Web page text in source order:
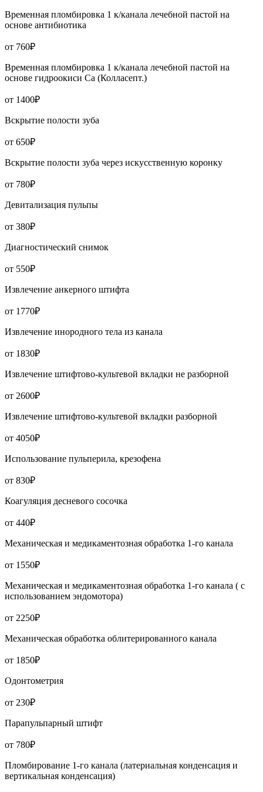
Временная пломбировка 1 к/канала лечебной пастой на
основе антибиотика
от 760₽
Временная пломбировка 1 к/канала лечебной пастой на
основе гидроокиси Са (Колласепт.)
от 1400₽
Вскрытие полости зуба
от 650₽
Вскрытие полости зуба через искусственную коронку
от 780₽
Девитализация пульпы
от 380₽
Диагностический снимок
от 550₽
Извлечение анкерного штифта
от 1770₽
Извлечение инородного тела из канала
от 1830₽
Извлечение штифтово-культевой вкладки не разборной
от 2600₽
Извлечение штифтово-культевой вкладки разборной
от 4050₽
Использование пульперила, крезофена
от 830₽
Коагуляция десневого сосочка
от 440₽
Механическая и медикаментозная обработка 1-го канала
от 1550₽
Механическая и медикаментозная обработка 1-го канала ( с
использованием эндомотора)
от 2250₽
Механическая обработка облитерированного канала
от 1850₽
Одонтометрия
от 230₽
Парапульпарный штифт
от 780₽
Пломбирование 1-го канала (латериальная конденсация и
вертикальная конденсация)